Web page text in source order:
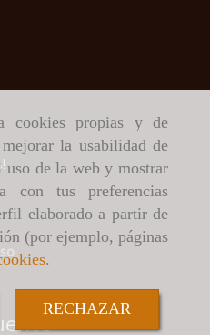
cookies propias y de
la usabilidad de
uso de la web y mostrar
con tus preferencias
elaborado a partir de
(por ejemplo, páginas
.
RECHAZAR